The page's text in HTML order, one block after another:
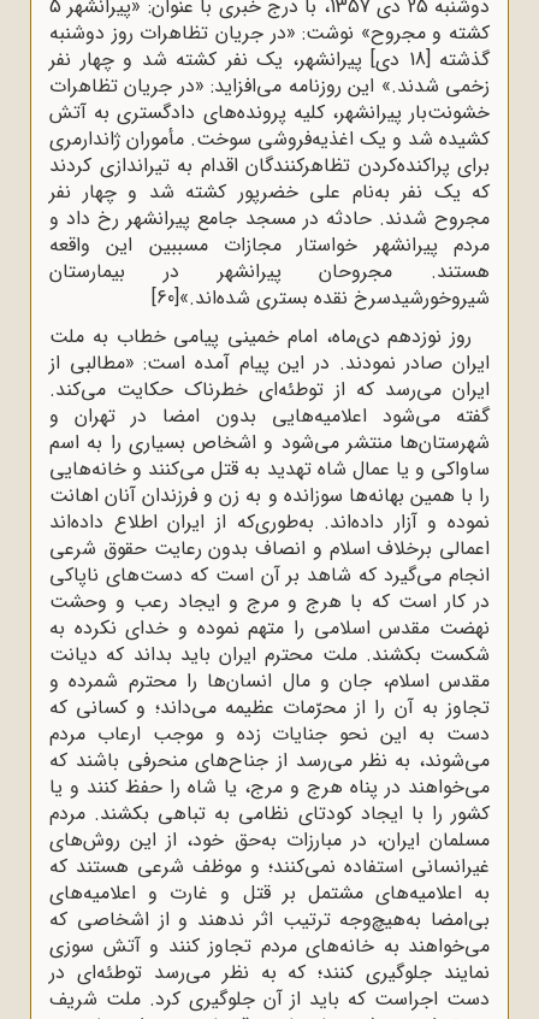
دوشنبه 25 دی 1357، با درج خبری با عنوان: «پیرانشهر 5
کشته و مجروح» نوشت: «در جریان تظاهرات روز دوشنبه
گذشته [18 دی] پیرانشهر، یک نفر کشته شد و چهار نفر
زخمی شدند.» این روزنامه می‌افزاید: «در جریان تظاهرات
خشونت‌بار پیرانشهر، کلیه پرونده‌های دادگستری به آتش
کشیده شد و یک اغذیه‌فروشی سوخت. مأموران ژاندارمری
برای پراکنده‌کردن تظاهرکنندگان اقدام به تیراندازی کردند
که یک نفر به‌نام علی خضرپور کشته شد و چهار نفر
مجروح شدند. حادثه در مسجد جامع پیرانشهر رخ داد و
مردم پیرانشهر خواستار مجازات مسببین این واقعه
هستند. مجروحان پیرانشهر در بیمارستان
شیروخورشیدسرخ نقده بستری شده‌اند.»[60]
روز نوزدهم دی‌ماه، امام خمینی پیامی خطاب به ملت
ایران صادر نمودند. در این پیام آمده است: «مطالبی از
ایران می‌رسد که از توطئه‌ای خطرناک حکایت می‌کند.
گفته می‌شود اعلامیه‌هایی بدون امضا در تهران و
شهرستان‌ها منتشر می‌شود و اشخاص بسیاری را به اسم
ساواکی و یا عمال شاه تهدید به قتل می‌کنند و خانه‌هایی
را با همین بهانه‌ها سوزانده و به زن و فرزندان آنان اهانت
نموده و آزار داده‌اند. به‌طوری‌که از ایران اطلاع داده‌اند
اعمالی برخلاف اسلام و انصاف بدون رعایت حقوق شرعی
انجام می‌گیرد که شاهد بر آن است که دست‌های ناپاکی
در کار است که با هرج و مرج و ایجاد رعب و وحشت
نهضت مقدس اسلامی را متهم نموده و خدای نکرده به
شکست بکشند. ملت محترم ایران باید بداند که دیانت
مقدس اسلام، جان و مال انسان‌ها را محترم شمرده و
تجاوز به آن را از محرّمات عظیمه می‌داند؛ و کسانی که
دست به این نحو جنایات زده و موجب ارعاب مردم
می‌شوند، به نظر می‌رسد از جناح‌های منحرفی باشند که
می‌خواهند در پناه هرج و مرج، یا شاه را حفظ کنند و یا
کشور را با ایجاد کودتای نظامی به تباهی بکشند. مردم
مسلمان ایران، در مبارزات به‌حق خود، از این روش‌های
غیرانسانی استفاده نمی‌کنند؛ و موظف شرعی هستند که
به اعلامیه‌های مشتمل بر قتل و غارت و اعلامیه‌های
بی‌امضا به‌هیچ‌وجه ترتیب اثر ندهند و از اشخاصی که
می‌خواهند به خانه‌های مردم تجاوز کنند و آتش سوزی
نمایند جلوگیری کنند؛ که به نظر می‌رسد توطئه‌ای در
دست‌ اجراست که باید از آن جلوگیری کرد. ملت شریف